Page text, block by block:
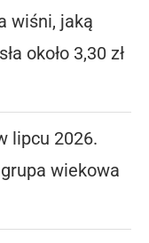
wiśni, jaką
około 3,30 zł
lipcu 2026.
wiekowa